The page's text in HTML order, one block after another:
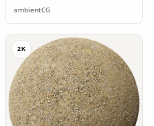
ambientCG
2K